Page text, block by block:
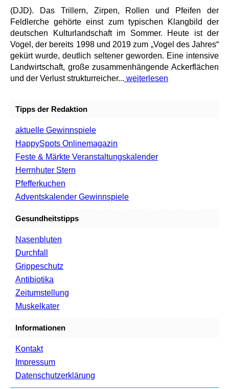
(DJD). Das Trillern, Zirpen, Rollen und Pfeifen der
Feldlerche gehörte einst zum typischen Klangbild der
deutschen Kulturlandschaft im Sommer. Heute ist der
Vogel, der bereits 1998 und 2019 zum „Vogel des Jahres“
gekürt wurde, deutlich seltener geworden. Eine intensive
Landwirtschaft, große zusammenhängende Ackerflächen
und der Verlust strukturreicher... weiterlesen
Tipps der Redaktion
aktuelle Gewinnspiele
HappySpots Onlinemagazin
Feste & Märkte Veranstaltungskalender
Herrnhuter Stern
Pfefferkuchen
Adventskalender Gewinnspiele
Gesundheitstipps
Nasenbluten
Durchfall
Grippeschutz
Antibiotika
Zeitumstellung
Muskelkater
Informationen
Kontakt
Impressum
Datenschutzerklärung